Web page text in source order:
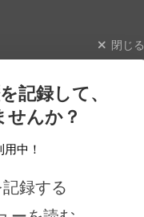
閉じる
記録して、
せんか？
中！
録する